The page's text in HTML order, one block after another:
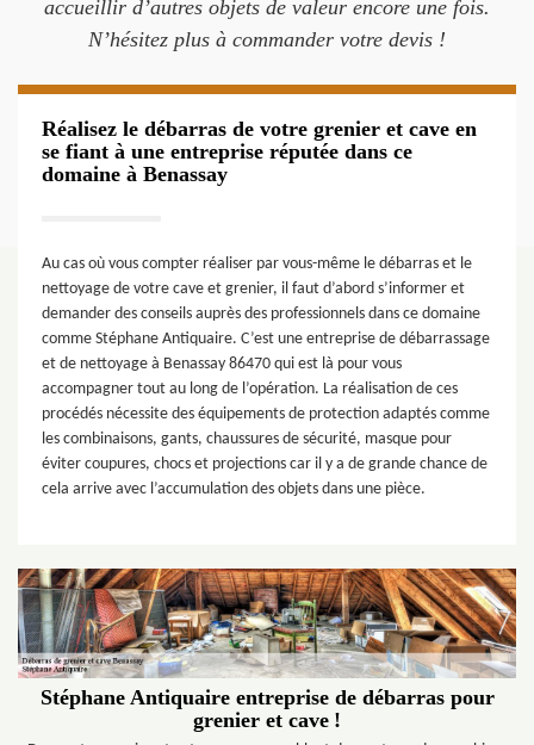
accueillir d’autres objets de valeur encore une fois.
N’hésitez plus à commander votre devis !
Réalisez le débarras de votre grenier et cave en
se fiant à une entreprise réputée dans ce
domaine à Benassay
Au cas où vous compter réaliser par vous-même le débarras et le
nettoyage de votre cave et grenier, il faut d’abord s’informer et
demander des conseils auprès des professionnels dans ce domaine
comme Stéphane Antiquaire. C’est une entreprise de débarrassage
et de nettoyage à Benassay 86470 qui est là pour vous
accompagner tout au long de l’opération. La réalisation de ces
procédés nécessite des équipements de protection adaptés comme
les combinaisons, gants, chaussures de sécurité, masque pour
éviter coupures, chocs et projections car il y a de grande chance de
cela arrive avec l’accumulation des objets dans une pièce.
Stéphane Antiquaire entreprise de débarras pour
grenier et cave !